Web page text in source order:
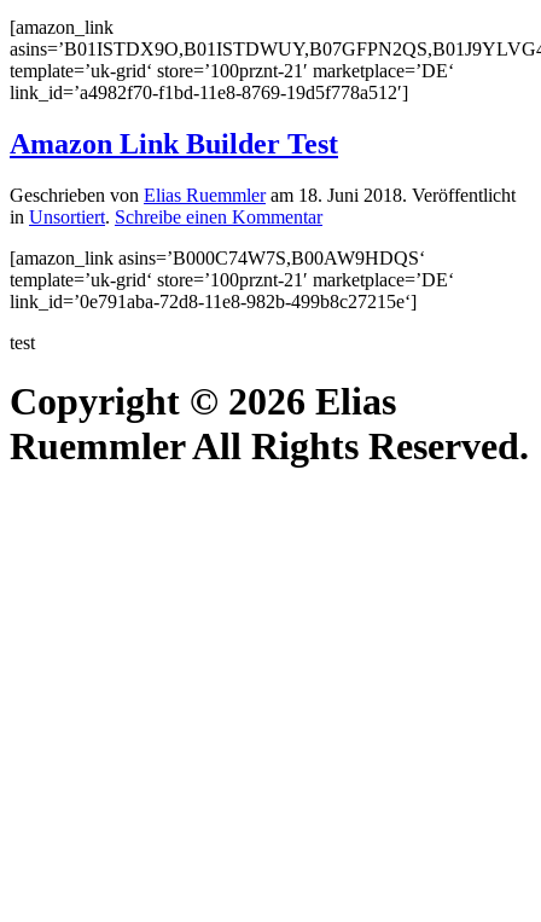
[amazon_link
template=’uk-grid‘ store=’100prznt-21′ marketplace=’DE‘
link_id=’a4982f70-f1bd-11e8-8769-19d5f778a512′]
Amazon Link Builder Test
Geschrieben von Elias Ruemmleram 18. Juni 2018. Veröffentlicht
in Unsortiert. Schreibe einen Kommentar
[amazon_link asins=’B000C74W7S,B00AW9HDQS‘
template=’uk-grid‘ store=’100prznt-21′ marketplace=’DE‘
link_id=’0e791aba-72d8-11e8-982b-499b8c27215e‘]
test
Copyright © 2026 Elias
Ruemmler All Rights Reserved.